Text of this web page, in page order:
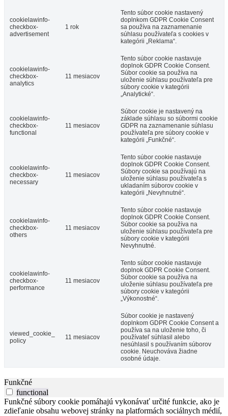
cookielawinfo-
checkbox-
advertisement
1 rok
Tento súbor cookie nastavený
doplnkom GDPR Cookie Consent
sa používa na zaznamenanie
súhlasu používateľa s cookies v
kategórii „Reklama“.
cookielawinfo-
checkbox-
analytics
11 mesiacov
Tento súbor cookie nastavuje
doplnok GDPR Cookie Consent.
Súbor cookie sa používa na
uloženie súhlasu používateľa pre
súbory cookie v kategórii
„Analytické“.
cookielawinfo-
checkbox-
functional
11 mesiacov
Súbor cookie je nastavený na
základe súhlasu so súbormi cookie
GDPR na zaznamenanie súhlasu
používateľa pre súbory cookie v
kategórii „Funkčné“.
cookielawinfo-
checkbox-
necessary
11 mesiacov
Tento súbor cookie nastavuje
doplnok GDPR Cookie Consent.
Súbory cookie sa používajú na
uloženie súhlasu používateľa s
ukladaním súborov cookie v
kategórii „Nevyhnutné“.
cookielawinfo-
checkbox-
others
11 mesiacov
Tento súbor cookie nastavuje
doplnok GDPR Cookie Consent.
Súbor cookie sa používa na
uloženie súhlasu používateľa pre
súbory cookie v kategórii
Nevyhnutné.
cookielawinfo-
checkbox-
performance
11 mesiacov
Tento súbor cookie nastavuje
doplnok GDPR Cookie Consent.
Súbor cookie sa používa na
uloženie súhlasu používateľa pre
súbory cookie v kategórii
„Výkonostné“.
viewed_cookie_
policy
11 mesiacov
Súbor cookie je nastavený
doplnkom GDPR Cookie Consent a
používa sa na uloženie toho, či
používateľ súhlasil alebo
nesúhlasil s používaním súborov
cookie. Neuchováva žiadne
osobné údaje.
Funkčné
functional
Funkčné súbory cookie pomáhajú vykonávať určité funkcie, ako je
zdieľanie obsahu webovej stránky na platformách sociálnych médií,